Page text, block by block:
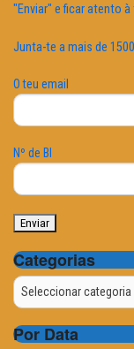
"Enviar" e ficar atento
Junta-te a mais de
O teu email
Nº de BI
Categorias
Categorias
Por Data